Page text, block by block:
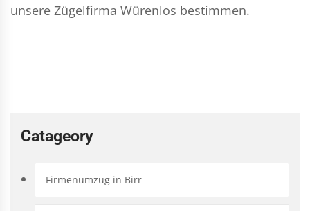
unsere Zügelfirma Würenlos bestimmen.
Catageory
Firmenumzug in Birr